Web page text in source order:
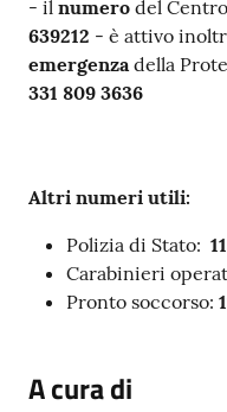
- il numero del
639212 - è attivo
emergenzadella
331 809 3636
Altri numeri utili:
Polizia di Stato:
Carabinieri
Pronto soccorso:
A cura di